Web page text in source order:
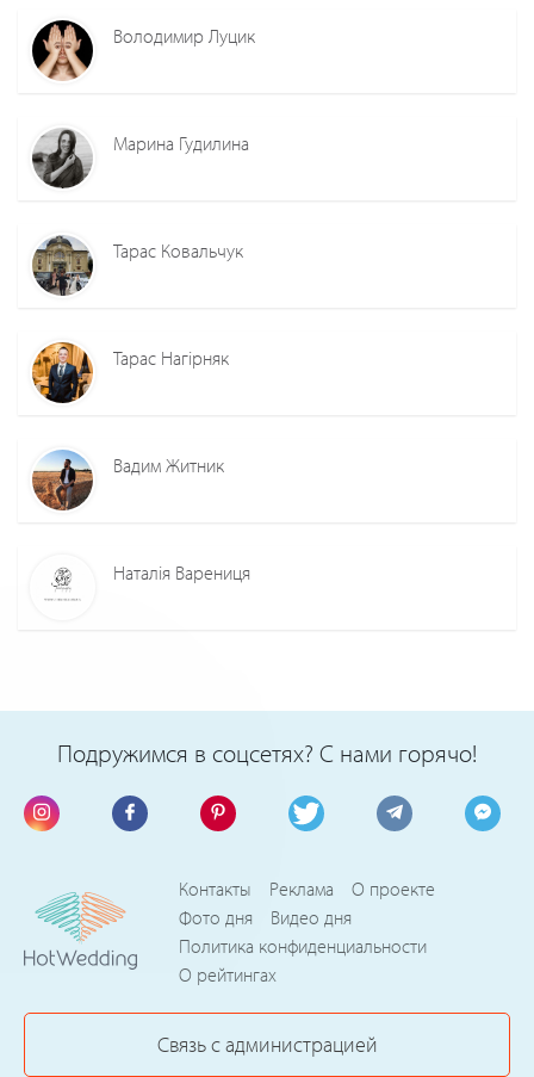
Володимир Луцик
Марина Гудилина
Тарас Ковальчук
Тарас Нагірняк
Вадим Житник
Наталія Варениця
Подружимся в соцсетях? С нами горячо!
Контакты Реклама
О проекте
Фото дня
Видео дня
Политика конфиденциальности
О рейтингах
Связь с администрацией